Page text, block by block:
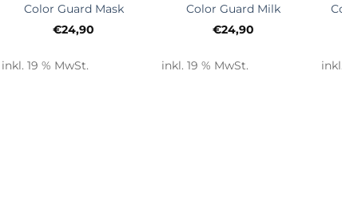
Color Guard Mask
€24,90
inkl. 19 % MwSt.
Color Guard Milk
€24,90
inkl. 19 % MwSt.